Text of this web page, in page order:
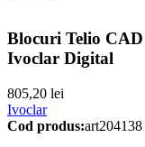
Blocuri Telio
Ivoclar Digital
805,20 lei
Ivoclar
Cod produs:art204138